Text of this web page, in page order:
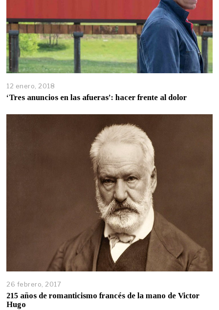
12 enero, 2018
‘Tres anuncios en las afueras’: hacer frente al dolor
26 febrero, 2017
215 años de romanticismo francés de la mano de Victor
Hugo